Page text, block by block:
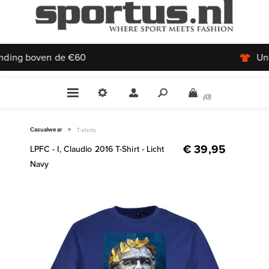
(0)
Casualwear > T-shirts
LPFC - I, Claudio 2016 T-Shirt - Licht
Navy
€ 39,95